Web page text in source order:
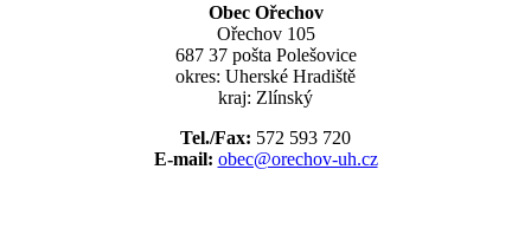
Obec Ořechov
Ořechov 105
687 37 pošta Polešovice
okres: Uherské Hradiště
kraj: Zlínský
Tel./Fax: 572 593 720
E-mail: obec@orechov-uh.cz